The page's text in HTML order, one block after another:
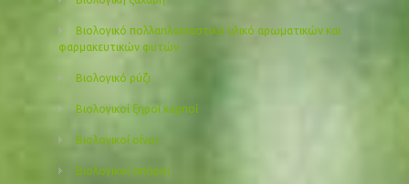
Βιολογικό πολλαπλασιαστικό υλικό αρωματικών και
φαρμακευτικών φυτών
Βιολογικό ρύζι
Βιολογικοί ξηροί καρποί
Βιολογικοί οίνοι
Βιολογικοί σπόροι